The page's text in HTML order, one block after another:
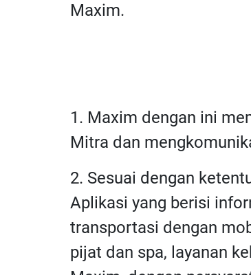
Maxim.
1. Maxim dengan ini
Mitra dan
2. Sesuai dengan
Aplikasi yang berisi
transportasi dengan
pijat dan spa, layanan